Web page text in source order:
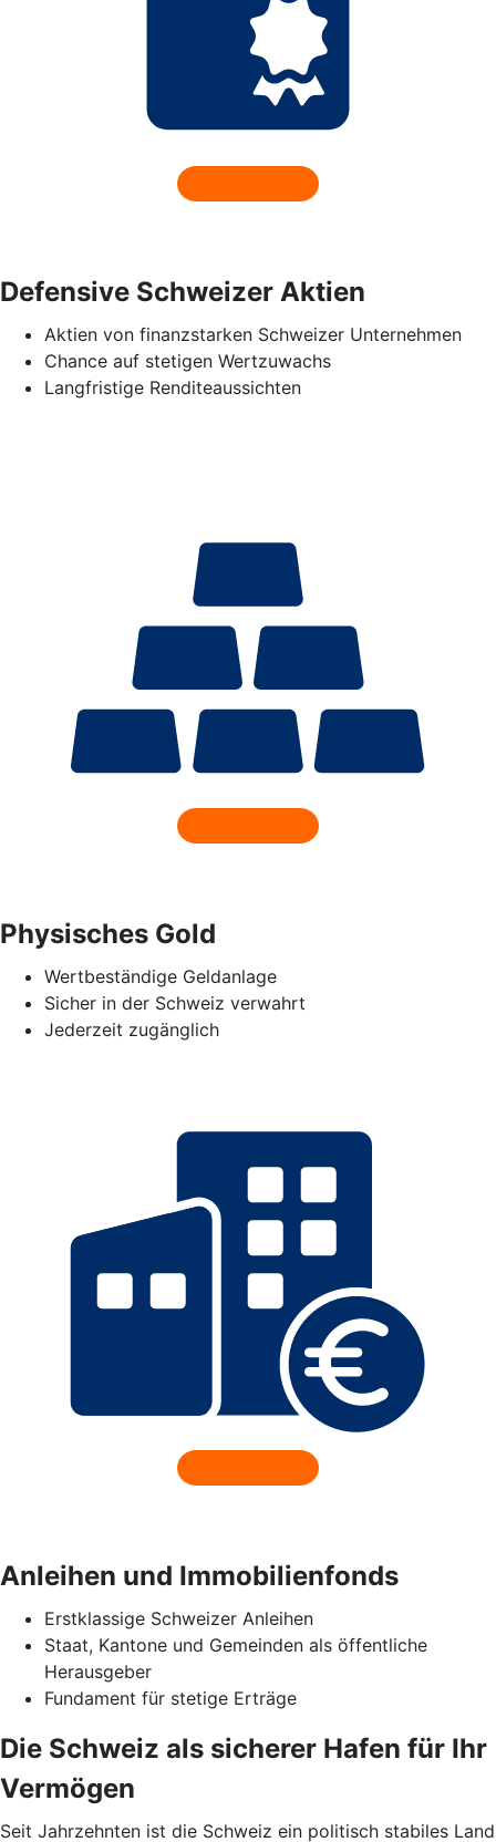
Defensive Schweizer Aktien
Aktien von finanzstarken Schweizer Unternehmen
Chance auf stetigen Wertzuwachs
Langfristige Renditeaussichten
Physisches Gold
Wertbeständige Geldanlage
Sicher in der Schweiz verwahrt
Jederzeit zugänglich
Anleihen und Immobilienfonds
Erstklassige Schweizer Anleihen
Staat, Kantone und Gemeinden als öffentliche
Herausgeber
Fundament für stetige Erträge
Die Schweiz als sicherer Hafen für Ihr
Vermögen
Seit Jahrzehnten ist die Schweiz ein politisch stabiles Land